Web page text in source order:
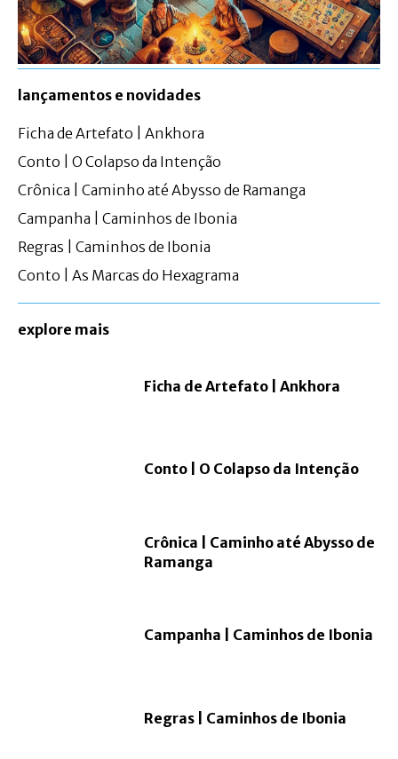
lançamentos e novidades
Ficha de Artefato | Ankhora
Conto | O Colapso da Intenção
Crônica | Caminho até Abysso de Ramanga
Campanha | Caminhos de Ibonia
Regras | Caminhos de Ibonia
Conto | As Marcas do Hexagrama
explore mais
Ficha de Artefato | Ankhora
Conto | O Colapso da Intenção
Crônica | Caminho até Abysso de
Ramanga
Campanha | Caminhos de Ibonia
Regras | Caminhos de Ibonia